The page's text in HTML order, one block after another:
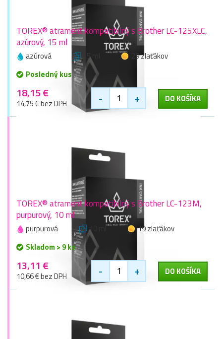
TOREX® atrament kompatibilný s Brother LC-125XLC,
azúrový, 15 ml
azúrová 15 ml
29 zlaťákov
Posledný kus
18,15 €
14,75 € bez DPH - + DO KOŠÍKA
TOREX® atrament kompatibilný s Brother LC-123M,
purpurový, 10 ml
purpurová 10 ml
19 zlaťákov
Skladom > 9 ks
13,11 €
10,66 € bez DPH - + DO KOŠÍKA